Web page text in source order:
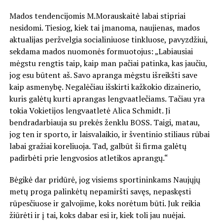
Mados tendencijomis M.Morauskaitė labai stipriai
nesidomi. Tiesiog, kiek tai įmanoma, naujienas, mados
aktualijas peržvelgia socialiniuose tinkluose, pavyzdžiui,
sekdama mados nuomonės formuotojus: „Labiausiai
mėgstu rengtis taip, kaip man pačiai patinka, kas jaučiu,
jog esu būtent aš. Savo apranga mėgstu išreikšti save
kaip asmenybę. Negalėčiau išskirti kažkokio dizainerio,
kuris galėtų kurti aprangas lengvaatlečiams. Tačiau yra
tokia Vokietijos lengvaatletė Alica Schmidt. Ji
bendradarbiauja su prekės ženklu BOSS. Taigi, matau,
jog ten ir sporto, ir laisvalaikio, ir šventinio stiliaus rūbai
labai gražiai koreliuoja. Tad, galbūt ši firma galėtų
padirbėti prie lengvosios atletikos aprangų.“
Bėgikė dar pridūrė, jog visiems sportininkams Naujųjų
metų proga palinkėtų nepamiršti savęs, nepaskęsti
rūpesčiuose ir galvojime, koks norėtum būti. Juk reikia
žiūrėti ir į tai, koks dabar esi ir, kiek toli jau nuėjai.